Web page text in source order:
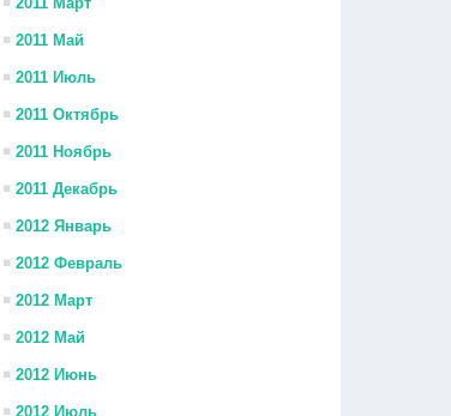
2011 Май
2011 Июль
2011 Октябрь
2011 Ноябрь
2011 Декабрь
2012 Январь
2012 Февраль
2012 Март
2012 Май
2012 Июнь
2012 Июль